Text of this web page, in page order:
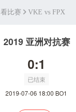
看比赛 VKE vs FPX
2019 亚洲对抗赛
0:1
已结束
2019-07-06 18:00 BO1